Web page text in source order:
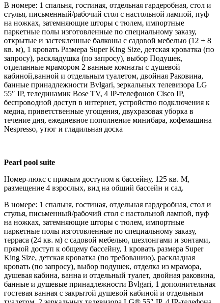
В номере: 1 спальня, гостиная, отдельная гардеробная, стол и
стулья, письменный/рабочий стол с настольной лампой, пуф
на ножках, затемняющие шторы с тюлем, импортные
паркетные полы изготовленные по специальному заказу,
открытые и застекленные балконы с садовой мебелью (12 + 8
кв. м), 1 кровать Размера Super King Size, детская кроватка (по
запросу), раскладушка (по запросу), выбор Подушек,
отделанные мрамором 2 ванные комнаты с душевой
кабиной,ванной и отдельным туалетом, двойная Pаковина,
банные принадлежности Bvlgari, зеркальных телевизора LG
55″ IP, телединамик Bose TV, 4 IP-телефонов Cisco IP,
беспроводной доступ в интернет, устройство подключения к
медиа, приветственные угощения, двухразовая уборка в
течение дня, ежедневное пополнение минибара, кофемашина
Nespresso, утюг и гладильная доска
Pearl pool suite
Номер-люкс с прямым доступом к бассейну, 125 кв. М,
размещение 4 взрослых, вид на общий бассейн и сад.
В номере: 1 спальня, гостиная, отдельная гардеробная, стол и
стулья, письменный/рабочий стол с настольной лампой, пуф
на ножках, затемняющие шторы с тюлем, импортные
паркетные полы изготовленные по специальному заказу,
терраса (24 кв. м) с садовой мебелью, шезлонгами и зонтами,
прямой доступ к общему бассейну, 1 кровать размера Super
King Size, детская кроватка (по требованию), раскладная
кровать (по запросу), выбор подушек, отделка из мрамора,
душевая кабина, ванна и отдельный туалет, двойная раковина,
банные и душевые принадлежности Bvlgari, 1 дополнительная
гостевая ванная с закрытой душевой кабиной и отдельным